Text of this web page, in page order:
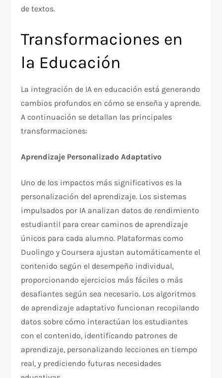
de textos.​
Transformaciones en
la Educación
La integración de IA en educación está generando
cambios profundos en cómo se enseña y aprende.
A continuación se detallan las principales
transformaciones:
Aprendizaje Personalizado Adaptativo
Uno de los impactos más significativos es la
personalización del aprendizaje. Los sistemas
impulsados por IA analizan datos de rendimiento
estudiantil para crear caminos de aprendizaje
únicos para cada alumno. Plataformas como
Duolingo y Coursera ajustan automáticamente el
contenido según el desempeño individual,
proporcionando ejercicios más fáciles o más
desafiantes según sea necesario. Los algoritmos
de aprendizaje adaptativo funcionan recopilando
datos sobre cómo interactúan los estudiantes
con el contenido, identificando patrones de
aprendizaje, personalizando lecciones en tiempo
real, y prediciendo futuras necesidades